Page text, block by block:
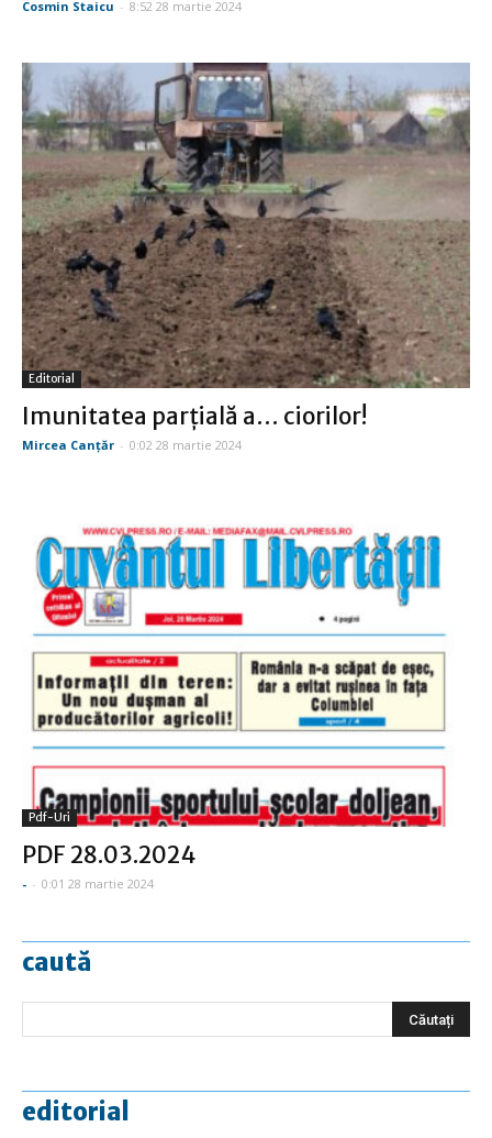
Cosmin Staicu - 8:52 28 martie 2024
Editorial
Imunitatea parţială a… ciorilor!
Mircea Canţăr - 0:02 28 martie 2024
Pdf-Uri
PDF 28.03.2024
- - 0:01 28 martie 2024
caută
editorial